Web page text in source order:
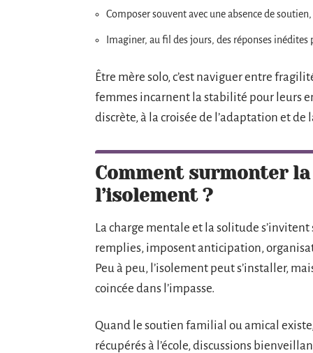
Composer souvent avec une absence de
Imaginer, au fil des jours, des réponses
Être mère solo, c’est naviguer entre
femmes incarnent la stabilité pour leurs
discrète, à la croisée de l’adaptation et de
Comment surmonter
l’isolement ?
La charge mentale et la solitude
remplies, imposent anticipation,
Peu à peu, l’isolement peut s’installer,
coincée dans l’impasse.
Quand le soutien familial ou amical
récupérés à l’école, discussions